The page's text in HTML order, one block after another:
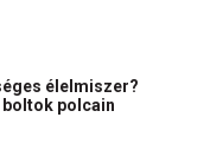
élelmiszer?
boltok polcain